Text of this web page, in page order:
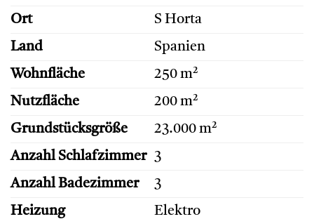
Ort
S Horta
Land
Spanien
Wohnfläche
250 m²
Nutzfläche
200 m²
Grundstücksgröße
23.000 m²
Anzahl Schlafzimmer 3
Anzahl Badezimmer
3
Heizung
Elektro